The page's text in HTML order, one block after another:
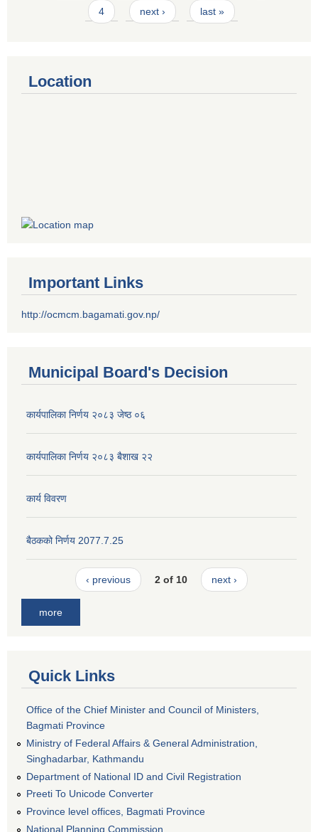
4 next › last »
Location
Important Links
http://ocmcm.bagamati.gov.np/
Municipal Board's Decision
कार्यपालिका निर्णय २०८३ जेष्ठ ०६
कार्यपालिका निर्णय २०८३ बैशाख २२
कार्य विवरण
बैठकको निर्णय 2077.7.25
‹ previous 2 of 10 next ›
more
Quick Links
Office of the Chief Minister and Council of Ministers,
Bagmati Province
Ministry of Federal Affairs & General Administration,
Singhadarbar, Kathmandu
Department of National ID and Civil Registration
Preeti To Unicode Converter
Province level offices, Bagmati Province
National Planning Commission